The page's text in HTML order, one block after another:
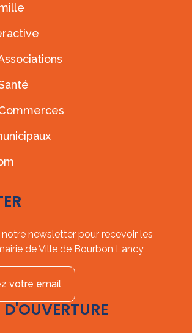
newsletter pour recevoir les
de Ville de Bourbon Lancy
votre email